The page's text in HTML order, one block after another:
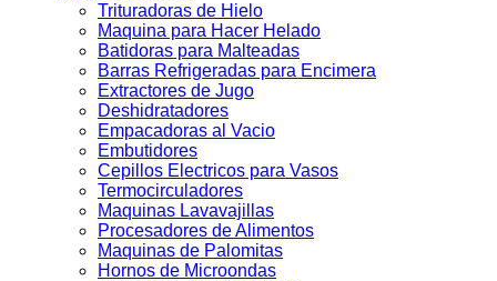
Trituradoras de Hielo
Maquina para Hacer Helado
Batidoras para Malteadas
Barras Refrigeradas para Encimera
Extractores de Jugo
Deshidratadores
Empacadoras al Vacio
Embutidores
Cepillos Electricos para Vasos
Termocirculadores
Maquinas Lavavajillas
Procesadores de Alimentos
Maquinas de Palomitas
Hornos de Microondas